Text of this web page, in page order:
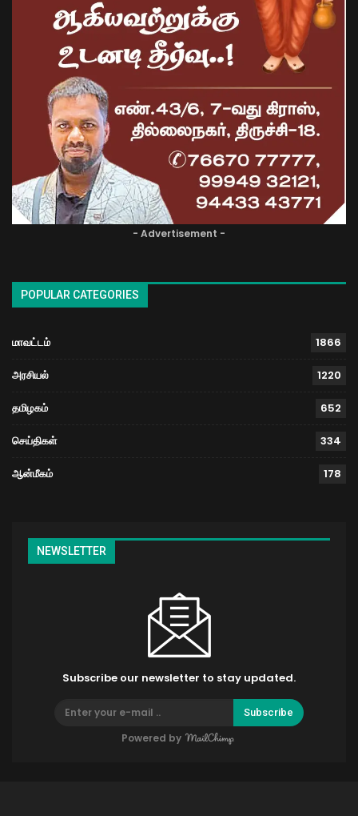
- Advertisement -
POPULAR CATEGORIES
மாவட்டம் 1866
அரசியல் 1220
தமிழகம் 652
செய்திகள் 334
ஆன்மீகம் 178
NEWSLETTER
Subscribe our newsletter to stay updated.
Subscribe
Powered by